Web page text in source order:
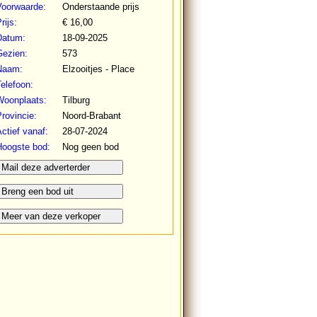
Onderstaande prijs
€ 16,00
18-09-2025
573
Elzooitjes - Place
Tilburg
Noord-Brabant
vanaf:
28-07-2024
bod:
Nog geen bod
Mail deze adverterder
Breng een bod uit
Meer van deze verkoper